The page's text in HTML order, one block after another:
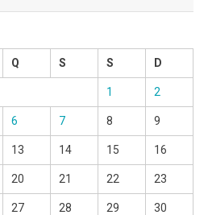
Q S S D
1 2
6 7 8 9
13 14 15 16
20 21 22 23
27 28 29 30